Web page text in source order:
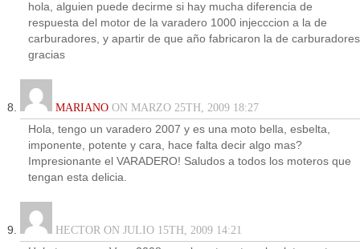
hola, alguien puede decirme si hay mucha diferencia de
respuesta del motor de la varadero 1000 injecccion a la de
carburadores, y apartir de que año fabricaron la de carburadores
gracias
MARIANO ON MARZO 25TH, 2009 18:27
Hola, tengo un varadero 2007 y es una moto bella, esbelta,
imponente, potente y cara, hace falta decir algo mas?
Impresionante el VARADERO! Saludos a todos los moteros que
tengan esta delicia.
HECTOR ON JULIO 15TH, 2009 14:21